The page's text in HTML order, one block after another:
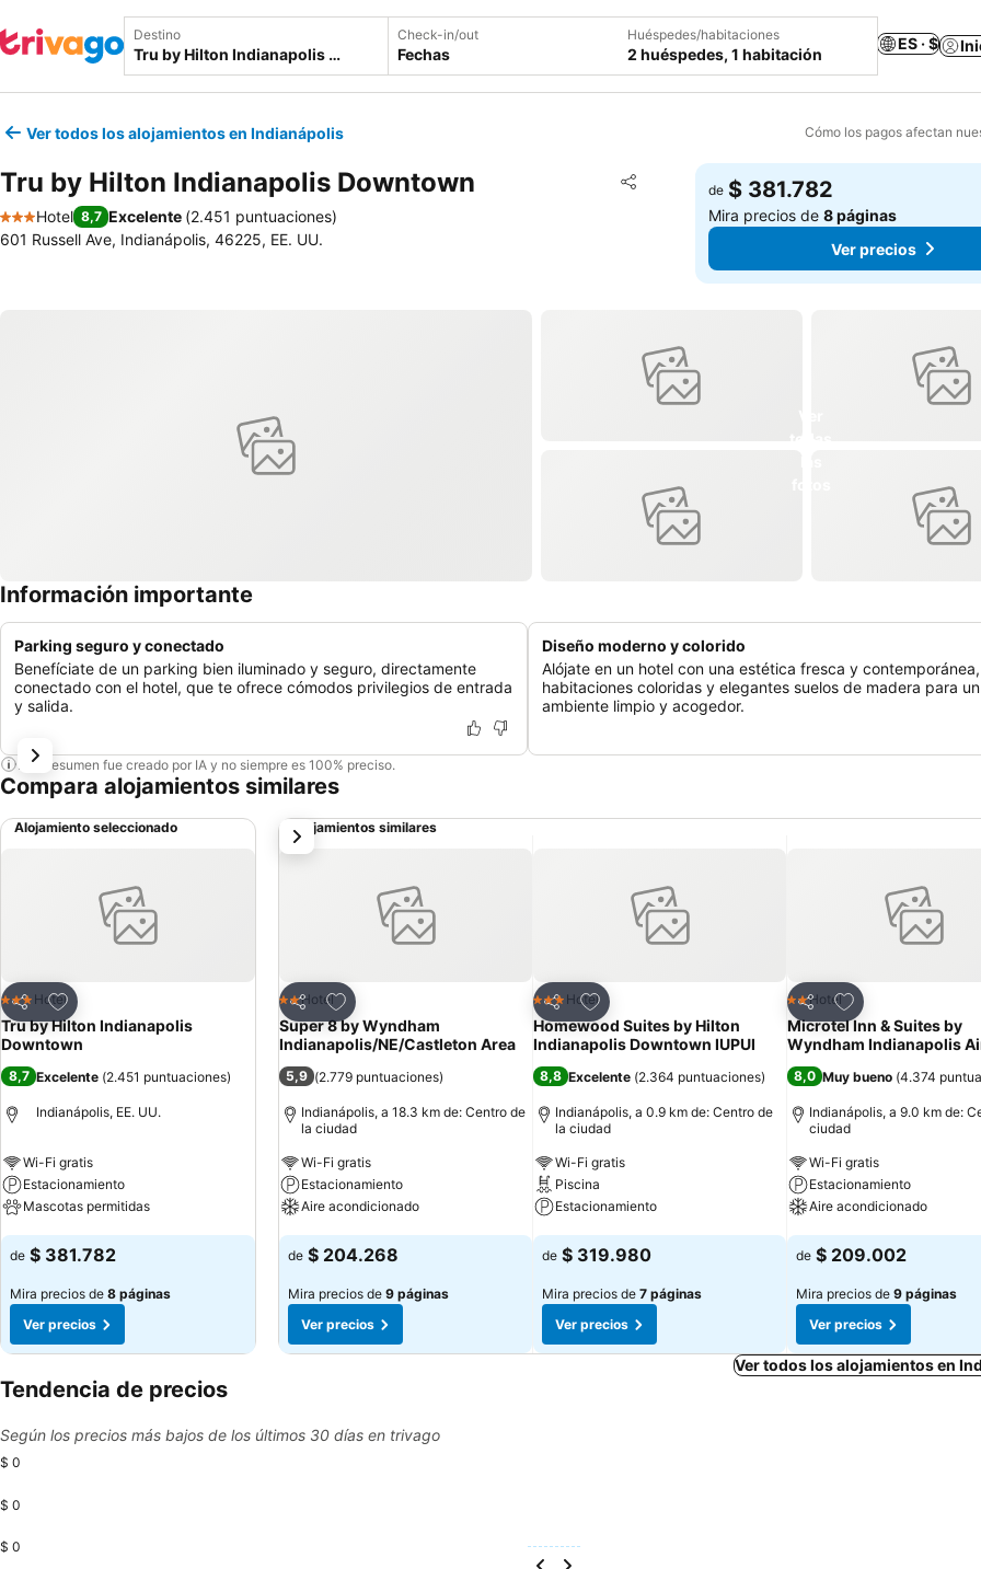
Destino Check-in/out
Fechas
Huéspedes/habitaciones
2 huéspedes, 1 habitación
ES · $
Ver todos los alojamientos en Indianápolis Cómo los pagos afectan
Tru by Hilton Indianapolis Downtown Compartir
Agregar a favoritos
3 Estrellas
Hotel 8,7 Excelente (2.451 puntuaciones)
601 Russell Ave, Indianápolis, 46225, EE. UU.
de $ 381.782
Mira precios de8 páginas
Ver precios
Información importante
Parking seguro y conectado
Benefíciate de un parking bien iluminado y seguro, directamente
conectado con el hotel, que te ofrece cómodos privilegios de entrada
y salida.
Diseño moderno y colorido
Alójate en un hotel con una estética fresca y
habitaciones coloridas y elegantes suelos de madera para un
ambiente limpio y acogedor.
Este resumen fue creado por IA y no siempre es 100% preciso.
Compara alojamientos similares
Alojamiento seleccionado
Compartir
Agregar a favoritos
3 Estrellas
Hotel
Tru by Hilton Indianapolis
Downtown
8,7 Excelente (2.451 puntuaciones)
Indianápolis, EE. UU.
Wi-Fi gratis
Estacionamiento
Mascotas permitidas
Ver precios
de $ 381.782
Mira precios de 8 páginas
Ver precios
Alojamientos similares
Compartir
Agregar a favoritos
2 Estrellas
Hotel
Super 8 by Wyndham
Indianapolis/NE/Castleton Area
5,9 (2.779 puntuaciones)
Indianápolis, a 18.3 km de: Centro de
la ciudad
Wi-Fi gratis
Estacionamiento
Aire acondicionado
Ver precios
de $ 204.268
Mira precios de 9 páginas
Ver precios
Compartir
Agregar a favoritos
3 Estrellas
Hotel
Homewood Suites by Hilton
Indianapolis Downtown IUPUI
8,8 Excelente (2.364 puntuaciones)
Indianápolis, a 0.9 km de: Centro de
la ciudad
Wi-Fi gratis
Piscina
Estacionamiento
Ver precios
de $ 319.980
Mira precios de 7 páginas
Ver precios
Compartir
Agregar a
2 Estrellas
Hotel
Microtel Inn & Suites by
Wyndham Indianapolis
8,0 Muy bueno (4.374
Indianápolis, a 9.0 km de:
ciudad
Wi-Fi gratis
Estacionamiento
Aire acondicionado
Ver precios
de $ 209.002
Mira precios de 9 páginas
Ver precios
siguiente
Ver todos los alojamientos en
Tendencia de precios
Según los precios más bajos de los últimos 30 días en trivago
$ 0
$ 0
$ 0